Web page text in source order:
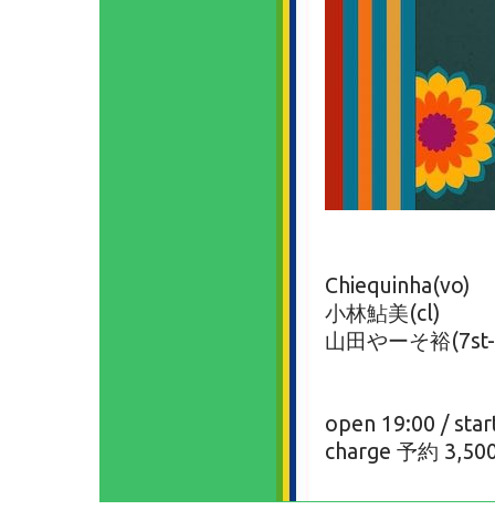
Chiequinha(vo)
小林鮎美(cl)
山田やーそ裕
open 19:00 /
charge 予約